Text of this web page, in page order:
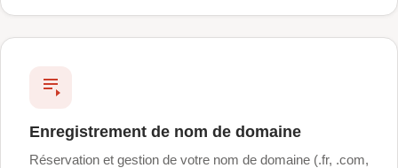
Enregistrement de nom de domaine
Réservation et gestion de votre nom de domaine (.fr, .com,